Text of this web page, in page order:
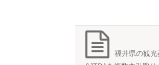
福井県の観